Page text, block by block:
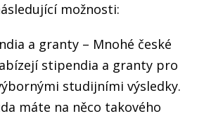
možnosti:
a granty – Mnohé české
stipendia a granty pro
studijními výsledky.
máte na něco takového